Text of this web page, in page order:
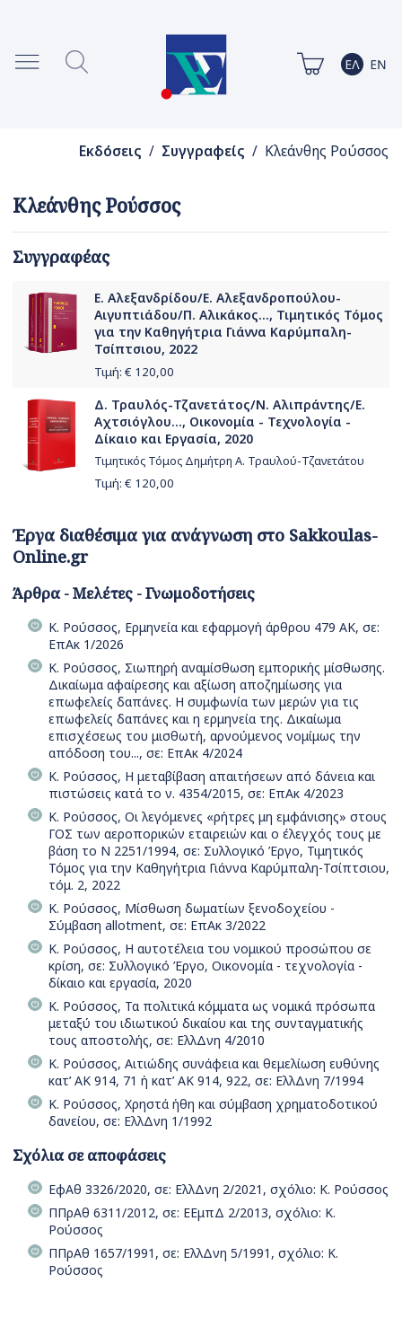
Εκδόσεις / Συγγραφείς / Κλεάνθης Ρούσσος
Κλεάνθης Ρούσσος
Συγγραφέας
Ε. Αλεξανδρίδου/Ε. Αλεξανδροπούλου-
Αιγυπτιάδου/Π. Αλικάκος..., Τιμητικός Τόμος
για την Καθηγήτρια Γιάννα Καρύμπαλη-
Τσίπτσιου, 2022
Τιμή: € 120,00
Δ. Τραυλός-Τζανετάτος/Ν. Αλιπράντης/Ε.
Αχτσιόγλου..., Οικονομία - Τεχνολογία -
Δίκαιο και Εργασία, 2020
Τιμητικός Τόμος Δημήτρη Α. Τραυλού-Τζανετάτου
Τιμή: € 120,00
Έργα διαθέσιμα για ανάγνωση στο Sakkoulas-
Online.gr
Άρθρα - Μελέτες - Γνωμοδοτήσεις
Κ. Ρούσσος, Ερμηνεία και εφαρμογή άρθρου 479 ΑΚ, σε:
ΕπΑκ 1/2026
Κ. Ρούσσος, Σιωπηρή αναμίσθωση εμπορικής μίσθωσης.
Δικαίωμα αφαίρεσης και αξίωση αποζημίωσης για
επωφελείς δαπάνες. Η συμφωνία των μερών για τις
επωφελείς δαπάνες και η ερμηνεία της. Δικαίωμα
επισχέσεως του μισθωτή, αρνούμενος νομίμως την
απόδοση του..., σε: ΕπΑκ 4/2024
Κ. Ρούσσος, Η μεταβίβαση απαιτήσεων από δάνεια και
πιστώσεις κατά το ν. 4354/2015, σε: ΕπΑκ 4/2023
Κ. Ρούσσος, Οι λεγόμενες «ρήτρες μη εμφάνισης» στους
ΓΟΣ των αεροπορικών εταιρειών και ο έλεγχός τους με
βάση το Ν 2251/1994, σε: Συλλογικό Έργο, Τιμητικός
Τόμος για την Καθηγήτρια Γιάννα Καρύμπαλη-Τσίπτσιου,
τόμ. 2, 2022
Κ. Ρούσσος, Μίσθωση δωματίων ξενοδοχείου -
Σύμβαση allotment, σε: ΕπΑκ 3/2022
Κ. Ρούσσος, Η αυτοτέλεια του νομικού προσώπου σε
κρίση, σε: Συλλογικό Έργο, Οικονομία - τεχνολογία -
δίκαιο και εργασία, 2020
Κ. Ρούσσος, Τα πολιτικά κόμματα ως νομικά πρόσωπα
μεταξύ του ιδιωτικού δικαίου και της συνταγματικής
τους αποστολής, σε: ΕλλΔνη 4/2010
Κ. Ρούσσος, Αιτιώδης συνάφεια και θεμελίωση ευθύνης
κατ’ ΑΚ 914, 71 ή κατ’ ΑΚ 914, 922, σε: ΕλλΔνη 7/1994
Κ. Ρούσσος, Χρηστά ήθη και σύμβαση χρηματοδοτικού
δανείου, σε: ΕλλΔνη 1/1992
Σχόλια σε αποφάσεις
ΕφΑθ 3326/2020, σε: ΕλλΔνη 2/2021, σχόλιο: Κ. Ρούσσος
ΠΠρΑθ 6311/2012, σε: ΕΕμπΔ 2/2013, σχόλιο: Κ.
Ρούσσος
ΠΠρΑθ 1657/1991, σε: ΕλλΔνη 5/1991, σχόλιο: Κ.
Ρούσσος